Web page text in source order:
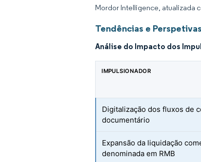
Mordor Intelligence, atualizada
Tendências e
Análise do Impacto dos
IMPULSIONADOR
Digitalização dos fluxos de
documentário
Expansão da liquidação
denominada em RMB